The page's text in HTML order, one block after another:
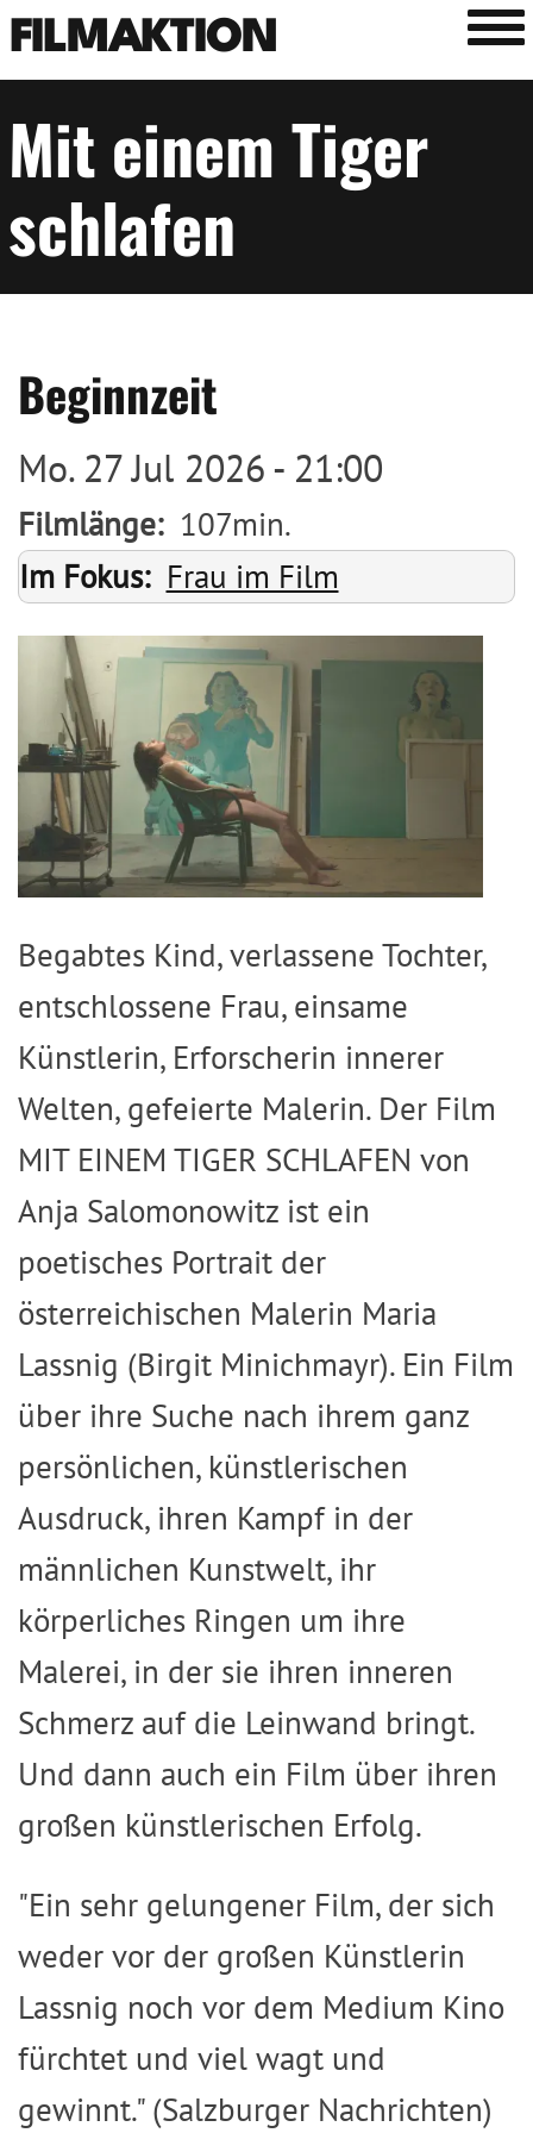
FILMAKTION
Mit einem Tiger
schlafen
Beginnzeit
Mo. 27 Jul 2026 - 21:00
Filmlänge
107min.
Im Fokus
Frau im Film
Image
Begabtes Kind, verlassene Tochter,
entschlossene Frau, einsame
Künstlerin, Erforscherin innerer
Welten, gefeierte Malerin. Der Film
MIT EINEM TIGER SCHLAFEN von
Anja Salomonowitz ist ein
poetisches Portrait der
österreichischen Malerin Maria
Lassnig (Birgit Minichmayr). Ein Film
über ihre Suche nach ihrem ganz
persönlichen, künstlerischen
Ausdruck, ihren Kampf in der
männlichen Kunstwelt, ihr
körperliches Ringen um ihre
Malerei, in der sie ihren inneren
Schmerz auf die Leinwand bringt.
Und dann auch ein Film über ihren
großen künstlerischen Erfolg.
"Ein sehr gelungener Film, der sich
weder vor der großen Künstlerin
Lassnig noch vor dem Medium Kino
fürchtet und viel wagt und
gewinnt." (Salzburger Nachrichten)